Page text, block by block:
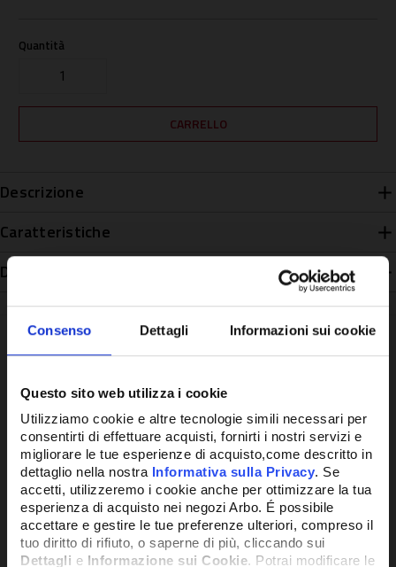
Consenso Dettagli Informazioni sui cookie
Questo sito web utilizza i cookie
Utilizziamo cookie e altre tecnologie simili necessari per
consentirti di effettuare acquisti, fornirti i nostri servizi e
migliorare le tue esperienze di acquisto,come descritto in
dettaglio nella nostra Informativa sulla Privacy. Se
accetti, utilizzeremo i cookie anche per ottimizzare la tua
esperienza di acquisto nei negozi Arbo. É possibile
accettare e gestire le tue preferenze ulteriori, compreso il
tuo diritto di rifiuto, o saperne di più, cliccando sui
Dettagli e Informazione sui Cookie. Potrai modificare le
Quantità
Descrizione
Caratteristiche
Disponibilità
Potrebbe anche interessarti